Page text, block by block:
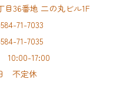
目36番地 二の丸ビル1F
71-7033
71-7035
10:00-17:00
不定休